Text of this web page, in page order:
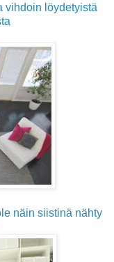
vihdoin löydetyistä
näin siistinä nähty